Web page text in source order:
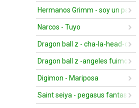
Hermanos Grimm - soy un
Narcos - Tuyo
Dragon ball z - cha-la-head-cha-
Dragon ball z -angeles fuimos
Digimon - Mariposa
Saint seiya - pegasus fantasy